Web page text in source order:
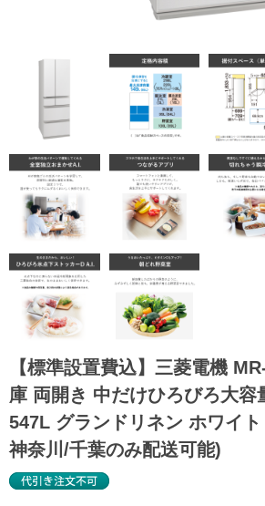
【標準設置費込】三菱電機
庫 両開き 中だけひろびろ大容
547L グランドリネン ホワイ
神奈川/千葉のみ配送可能)